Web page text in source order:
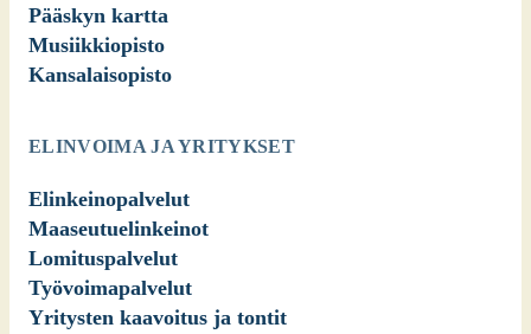
Pääskyn kartta
Musiikkiopisto
Kansalaisopisto
ELINVOIMA JA YRITYKSET
Elinkeinopalvelut
Maaseutuelinkeinot
Lomituspalvelut
Työvoimapalvelut
Yritysten kaavoitus ja tontit